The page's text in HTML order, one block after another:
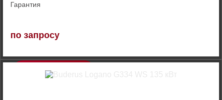
Гарантия
по запросу
Купить